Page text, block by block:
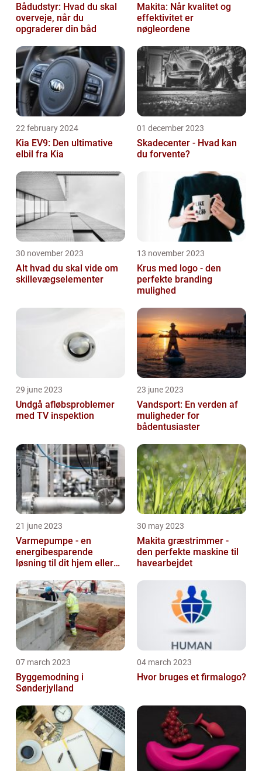
Bådudstyr: Hvad du skal
overveje, når du
opgraderer din båd
Makita: Når kvalitet og
effektivitet er
nøgleordene
22 february 2024
Kia EV9: Den ultimative
elbil fra Kia
01 december 2023
Skadecenter - Hvad kan
du forvente?
30 november 2023
Alt hvad du skal vide om
skillevægselementer
13 november 2023
Krus med logo - den
perfekte branding
mulighed
29 june 2023
Undgå afløbsproblemer
med TV inspektion
23 june 2023
Vandsport: En verden af
muligheder for
bådentusiaster
21 june 2023
Varmepumpe - en
energibesparende
løsning til dit hjem eller
30 may 2023
Makita græstrimmer -
den perfekte maskine til
havearbejdet
07 march 2023
Byggemodning i
Sønderjylland
04 march 2023
Hvor bruges et firmalogo?